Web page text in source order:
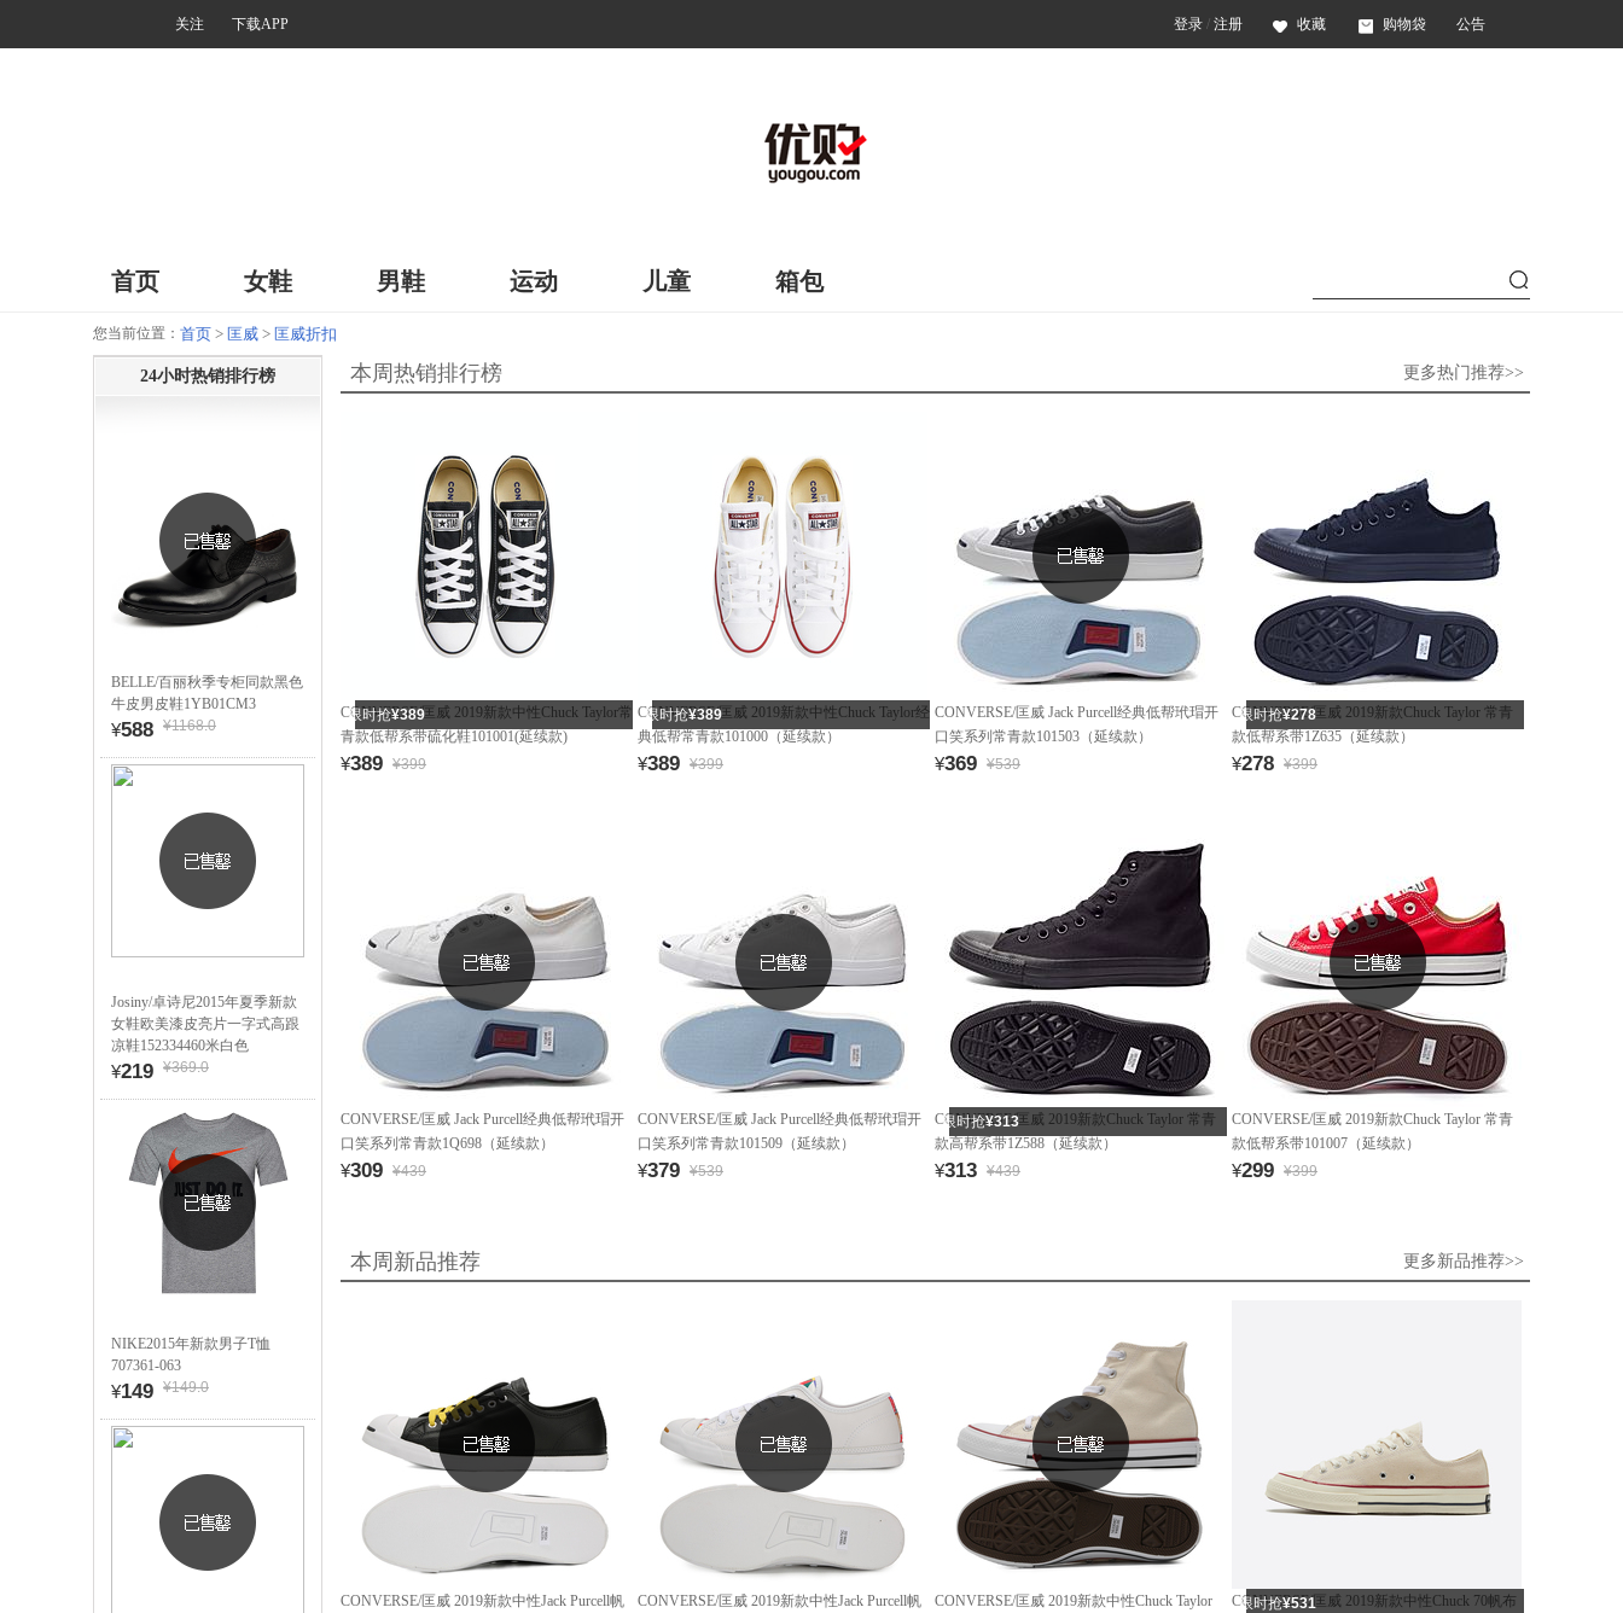
关注 下载APP 登录 / 注册 收藏 购物袋 公告
首页 女鞋 男鞋 运动 儿童 箱包
您当前位置： 首页 > 匡威 > 匡威折扣
24小时热销排行榜
BELLE/百丽秋季专柜同款黑色
牛皮男皮鞋1YB01CM3
¥588 ¥1168.0
Josiny/卓诗尼2015年夏季新款
女鞋欧美漆皮亮片一字式高跟
凉鞋152334460米白色
¥219 ¥369.0
NIKE2015年新款男子T恤
707361-063
¥149 ¥149.0
本周热销排行榜 更多热门推荐>>
限时抢¥389
CONVERSE/匡威 2019新款中性Chuck Taylor常
青款低帮系带硫化鞋101001(延续款)
¥389 ¥399
限时抢¥389
CONVERSE/匡威 2019新款中性Chuck Taylor经
典低帮常青款101000（延续款）
¥389 ¥399
CONVERSE/匡威 Jack Purcell经典低帮玳瑁开
口笑系列常青款101503（延续款）
¥369 ¥539
限时抢¥278
CONVERSE/匡威 2019新款Chuck Taylor 常青
款低帮系带1Z635（延续款）
¥278 ¥399
CONVERSE/匡威 Jack Purcell经典低帮玳瑁开
口笑系列常青款1Q698（延续款）
¥309 ¥439
CONVERSE/匡威 Jack Purcell经典低帮玳瑁开
口笑系列常青款101509（延续款）
¥379 ¥539
限时抢¥313
CONVERSE/匡威 2019新款Chuck Taylor 常青
款高帮系带1Z588（延续款）
¥313 ¥439
CONVERSE/匡威 2019新款Chuck Taylor 常青
款低帮系带101007（延续款）
¥299 ¥399
本周新品推荐 更多新品推荐>>
CONVERSE/匡威 2019新款中性Jack Purcell帆
CONVERSE/匡威 2019新款中性Jack Purcell帆
CONVERSE/匡威 2019新款中性Chuck Taylor
限时抢¥531
CONVERSE/匡威 2019新款中性Chuck 70帆布